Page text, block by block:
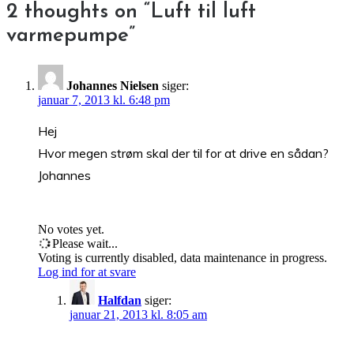
2 thoughts on “Luft til luft
varmepumpe”
Johannes Nielsen siger:
januar 7, 2013 kl. 6:48 pm
Hej
Hvor megen strøm skal der til for at drive en sådan?
Johannes
No votes yet.
Please wait...
Voting is currently disabled, data maintenance in progress.
Log ind for at svare
Halfdan siger:
januar 21, 2013 kl. 8:05 am